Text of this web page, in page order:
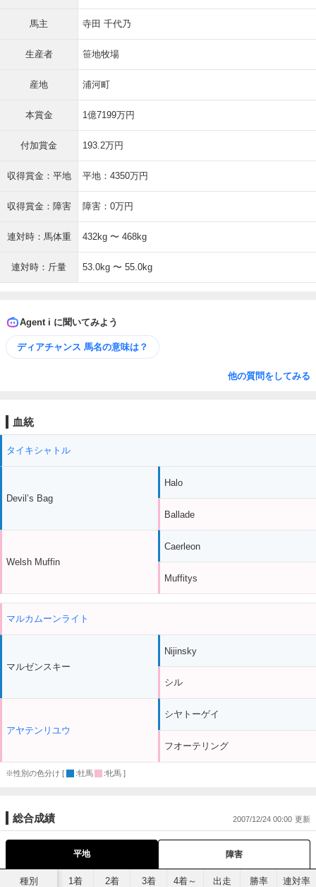
馬主 寺田 千代乃
生産者 笹地牧場
産地 浦河町
本賞金 1億7199万円
付加賞金 193.2万円
収得賞金：平地 平地：4350万円
収得賞金：障害 障害：0万円
連対時：馬体重 432kg 〜 468kg
連対時：斤量 53.0kg 〜 55.0kg
Agent i に聞いてみよう
ディアチャンス 馬名の意味は？
他の質問をしてみる
血統
タイキシャトル
Devil’s Bag
Welsh Muffin
Halo
Ballade
Caerleon
Muffitys
マルカムーンライト
マルゼンスキー
アヤテンリユウ
Nijinsky
シル
シヤトーゲイ
フオーテリング
※性別の色分け [ :牡馬 :牝馬 ]
総合成績 2007/12/24 00:00
平地 障害
種別 1着 2着 3着 4着～ 出走 勝率 連対率